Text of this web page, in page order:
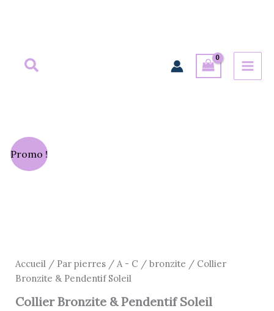
Promo !
Accueil / Par pierres/ A - C / bronzite / Collier
Bronzite & Pendentif Soleil
Collier Bronzite & Pendentif Soleil
25,00 €. 16,00 €.